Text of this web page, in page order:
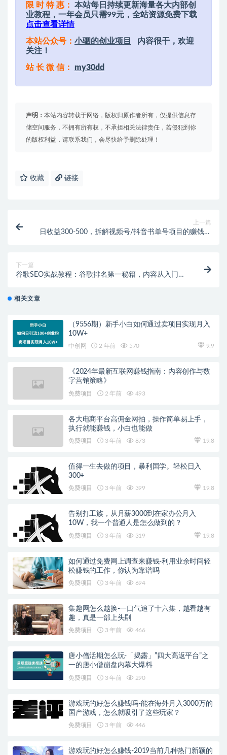
限 时 特 惠：
本站每日持续更新海量各大内部创
业教程，一年会员只需99元，全站资源免费下载
点击查看详情
本站公众号： 小驷的创业项目
内容很干，欢迎
关注！
站 长 微 信： my30dd
声明： 本站内容转载于网络，版权归原作者所有，仅提供信息存
储空间服务，不拥有所有权，不承担相关法律责任，若侵犯到你
的版权利益，请联系我们，会尽快给予删除处理！
收藏 链接
上一篇
日收益300-500，拆解视频号/抖音书单号项目的赚钱玩
下一篇
谷歌SEO实战教程：谷歌排名第一秘籍，内容从入门到
相关文章
（9556期）新手小白如何通过卖项目实现月入
10W+
中创网 2 年前 570 9.9
《2024年最新互联网赚钱指南：内容创作与数
字营销策略》
免费项目 2 年前 493
各大电商平台高佣金网拍，操作简单易上手，
执行就能赚钱，小白也能做
免费项目 3 年前 873 19.8
值得一生去做的项目，暴利国学。轻松日入
300+
免费项目 3 年前 399 19.8
告别打工族，从月薪3000到在家办公月入
10W，我一个普通人是怎么做到的？
免费项目 3 年前 319 19.8
如何通过免费网上调查来赚钱-利用业余时间轻
松赚钱的工作，你认为靠谱吗
免费项目 3 年前 694
集趣网怎么越换-一口气追了十六集，越看越有
趣，真是一部上头剧
免费项目 3 年前 466
唐小僧活期怎么玩-「揭露」”四大高返平台”之
一的唐小僧崩盘内幕大爆料
免费项目 3 年前 290
游戏玩的好怎么赚钱吗-能在海外月入3000万的
国产游戏，怎么就吸引了这些玩家？
免费项目 3 年前 446
游戏玩的好怎么赚钱-2019当前几种热门新颖的